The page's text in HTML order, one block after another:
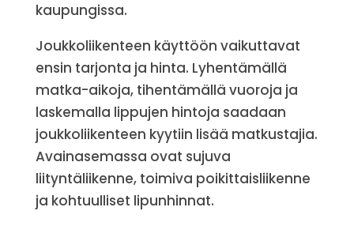
kaupungissa.
Joukkoliikenteen käyttöön vaikuttavat
ensin tarjonta ja hinta. Lyhentämällä
matka-aikoja, tihentämällä vuoroja ja
laskemalla lippujen hintoja saadaan
joukkoliikenteen kyytiin lisää matkustajia.
Avainasemassa ovat sujuva
liityntäliikenne, toimiva poikittaisliikenne
ja kohtuulliset lipunhinnat.